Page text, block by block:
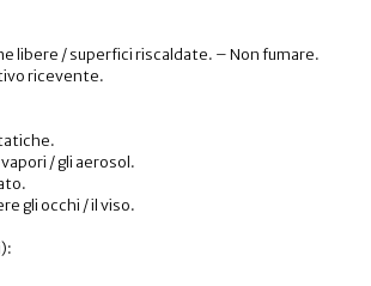
libere / superfici riscaldate. – Non fumare.
ricevente.
/ gli aerosol.
gli occhi / il viso.